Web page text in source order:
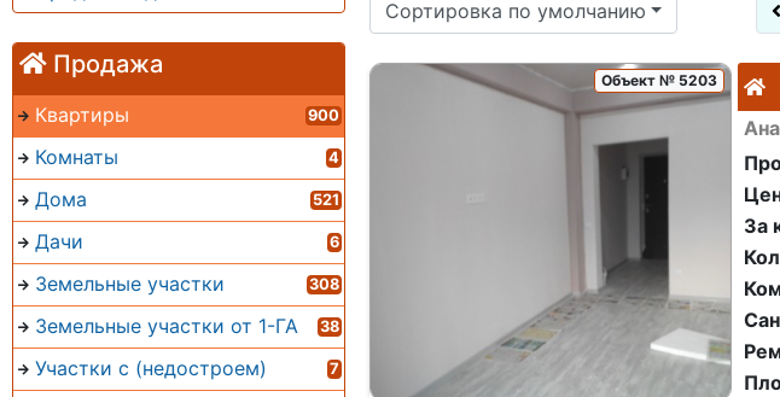
Продажа
Квартиры 900
Комнаты 4
Дома 521
Дачи 6
Земельные участки 308
Земельные участки от 1-ГА 38
Участки с (недостроем) 7
Сортировка по умолчанию
Объект № 5203
За